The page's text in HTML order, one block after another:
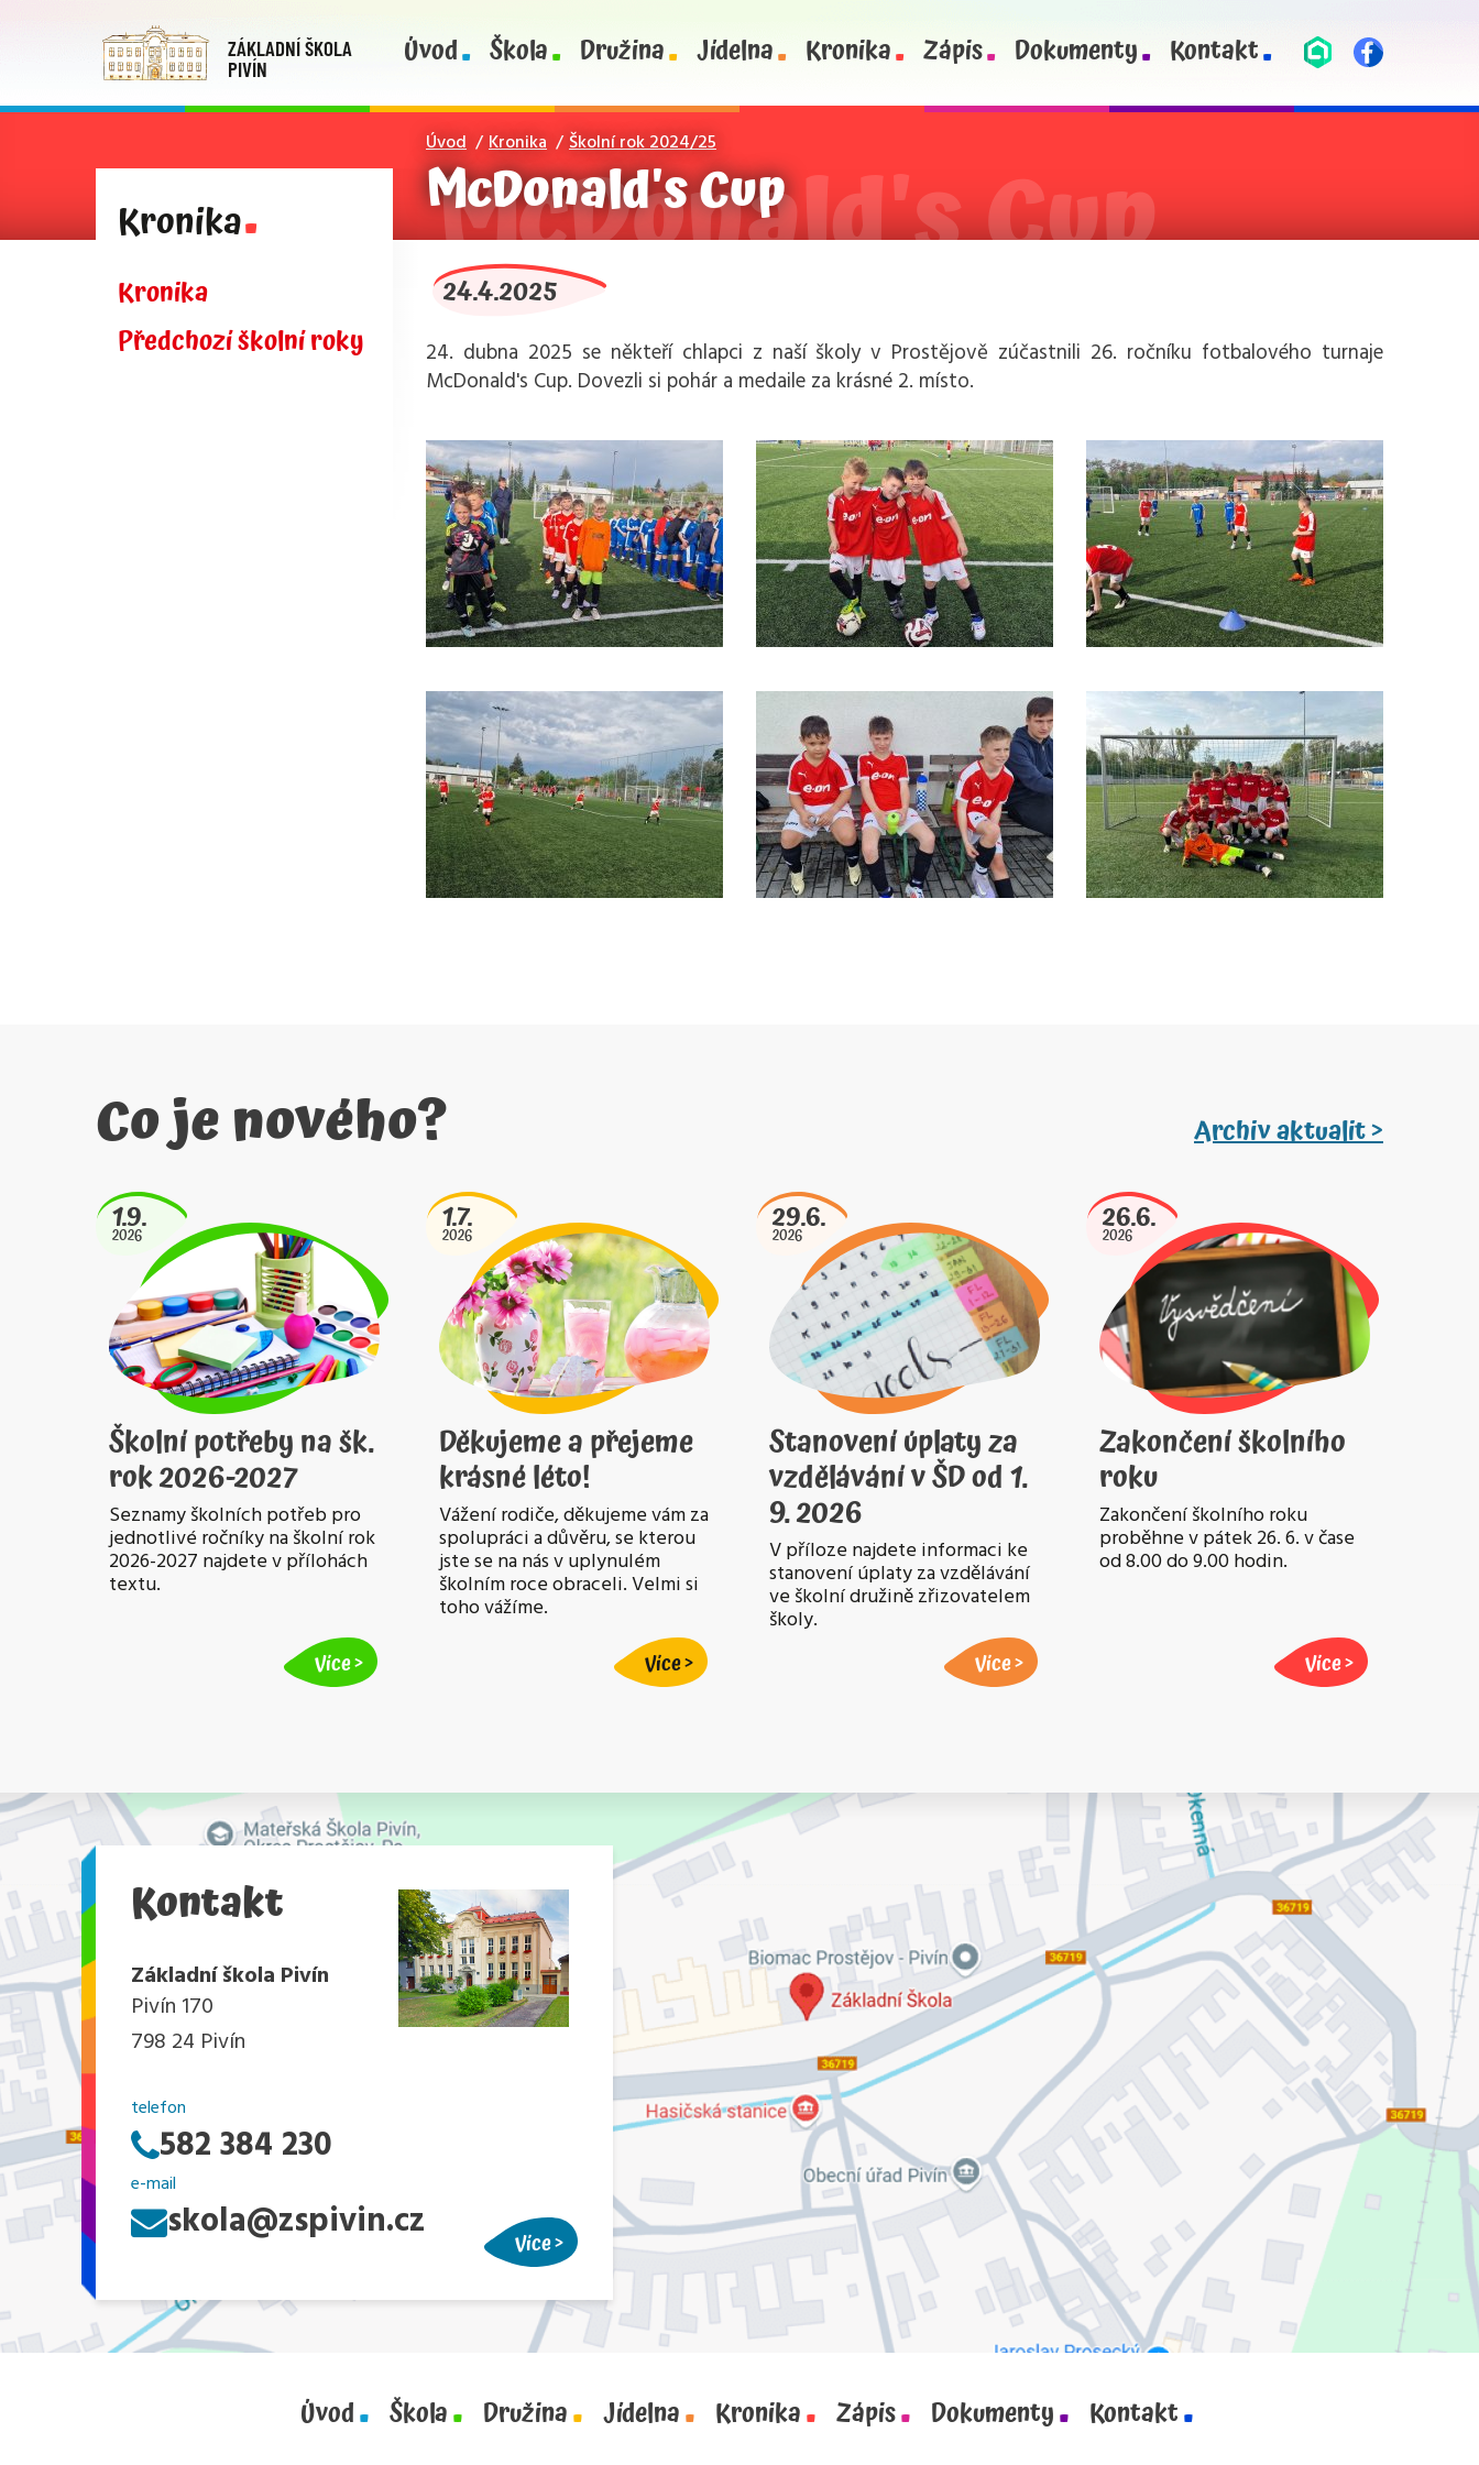
ZÁKLADNÍ ŠKOLA
PIVÍN
Úvod Škola Družina Jídelna Kronika Zápis Dokumenty Kontakt
Úvod Kronika Školní rok 2024/25
McDonald's Cup
Kronika
Kronika
Předchozí školní roky
24.4.2025
24. dubna 2025 se někteří chlapci z naší školy v Prostějově zúčastnili 26. ročníku fotbalového turnaje
McDonald's Cup. Dovezli si pohár a medaile za krásné 2. místo.
Co je nového? Archiv aktualit >
1.9.
2026
Školní potřeby na šk.
rok 2026-2027
Seznamy školních potřeb pro
jednotlivé ročníky na školní rok
2026-2027 najdete v přílohách
textu.
Více
1.7.
2026
Děkujeme a přejeme
krásné léto!
Vážení rodiče, děkujeme vám za
spolupráci a důvěru, se kterou
jste se na nás v uplynulém
školním roce obraceli. Velmi si
toho vážíme.
Více
29.6.
2026
Stanovení úplaty za
vzdělávání v ŠD od 1.
9. 2026
V příloze najdete informaci ke
stanovení úplaty za vzdělávání
ve školní družině zřizovatelem
školy.
Více
26.6.
2026
Zakončení školního
roku
Zakončení školního roku
proběhne v pátek 26. 6. v čase
od 8.00 do 9.00 hodin.
Více
Kontakt
Základní škola Pivín
Pivín 170
798 24 Pivín
telefon
582 384 230
e-mail
skola@zspivin.cz Více
Úvod Škola Družina Jídelna Kronika Zápis Dokumenty Kontakt